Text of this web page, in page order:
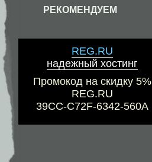
РЕКОМЕНДУЕМ
REG.RU
надежный хостинг
Промокод на скидку 5%
REG.RU
39CC-C72F-6342-560A